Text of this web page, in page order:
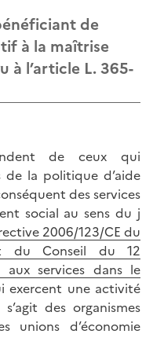
de
à la maîtrise
à l’article L. 365-
de ceux qui
la politique d’aide
des services
social au sens du j
2006/123/CE du
du Conseil du 12
services dans le
exercent une activité
des organismes
d’économie